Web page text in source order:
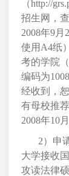
（http://
招生网，
2008年9月
使用 A4纸
考的学院
编码为
经收到，
有母校推
2008年10
2）申
大学接收
攻读法律